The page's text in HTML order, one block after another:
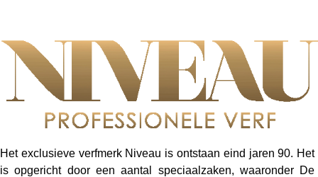
Het exclusieve verfmerk Niveau is ontstaan eind jaren 90. Het
is opgericht door een aantal speciaalzaken, waaronder De